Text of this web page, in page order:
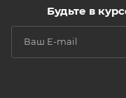
Будьте в